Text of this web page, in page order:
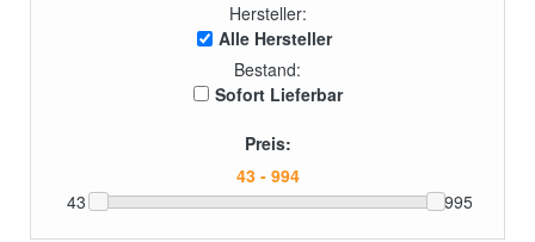
Hersteller:
Alle Hersteller
Bestand:
Sofort Lieferbar
Preis:
43 995